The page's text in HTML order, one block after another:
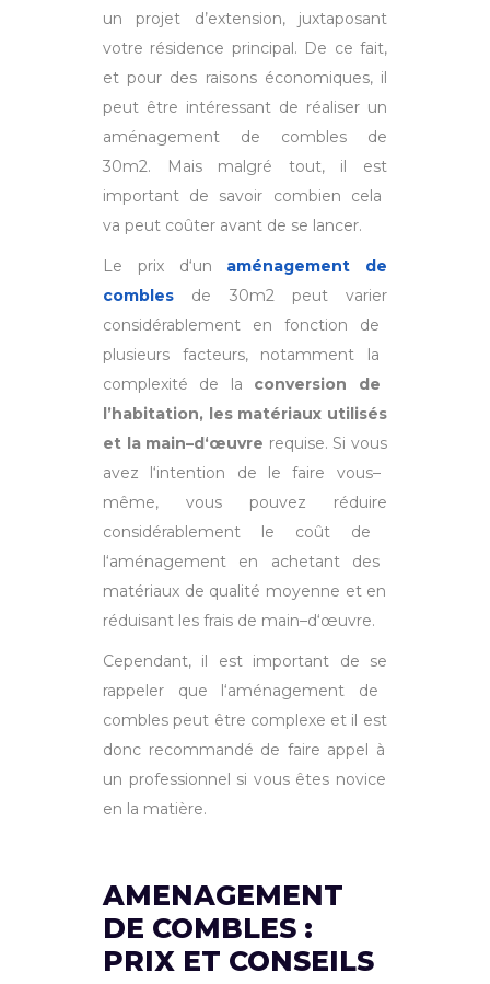
un projet d’extension, juxtaposant
votre résidence principal. De ce fait,
et pour des raisons économiques, il
peut être intéressant de réaliser un
aménagement de combles de
30m2. Mais malgré tout,il est
important de savoir combien cela
va peut coûter avant de se lancer.
Le prixd‘un
aménagement de
combles de 30m2peutvarier
considérablement en fonction de
plusieurs facteurs,notamment la
complexité de la
conversion de
l’habitation, lesmatériaux utilisés
et lamain–d‘œuvre requise. Si vous
avez l‘intention de le faire vous–
même, vous pouvez réduire
considérablement le coût de
l‘aménagement en achetantdes
matériaux de qualité moyenne eten
réduisant les frais de main–d‘œuvre.
Cependant, il estimportant de se
rappeler que l‘aménagement de
combles peut être complexe et il est
donc recommandé de faire appel à
un professionnel si vousêtes novice
en la matière.
AMENAGEMENT
DE COMBLES :
PRIX ET CONSEILS